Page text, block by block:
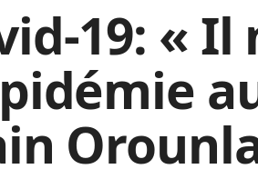
19: « Il